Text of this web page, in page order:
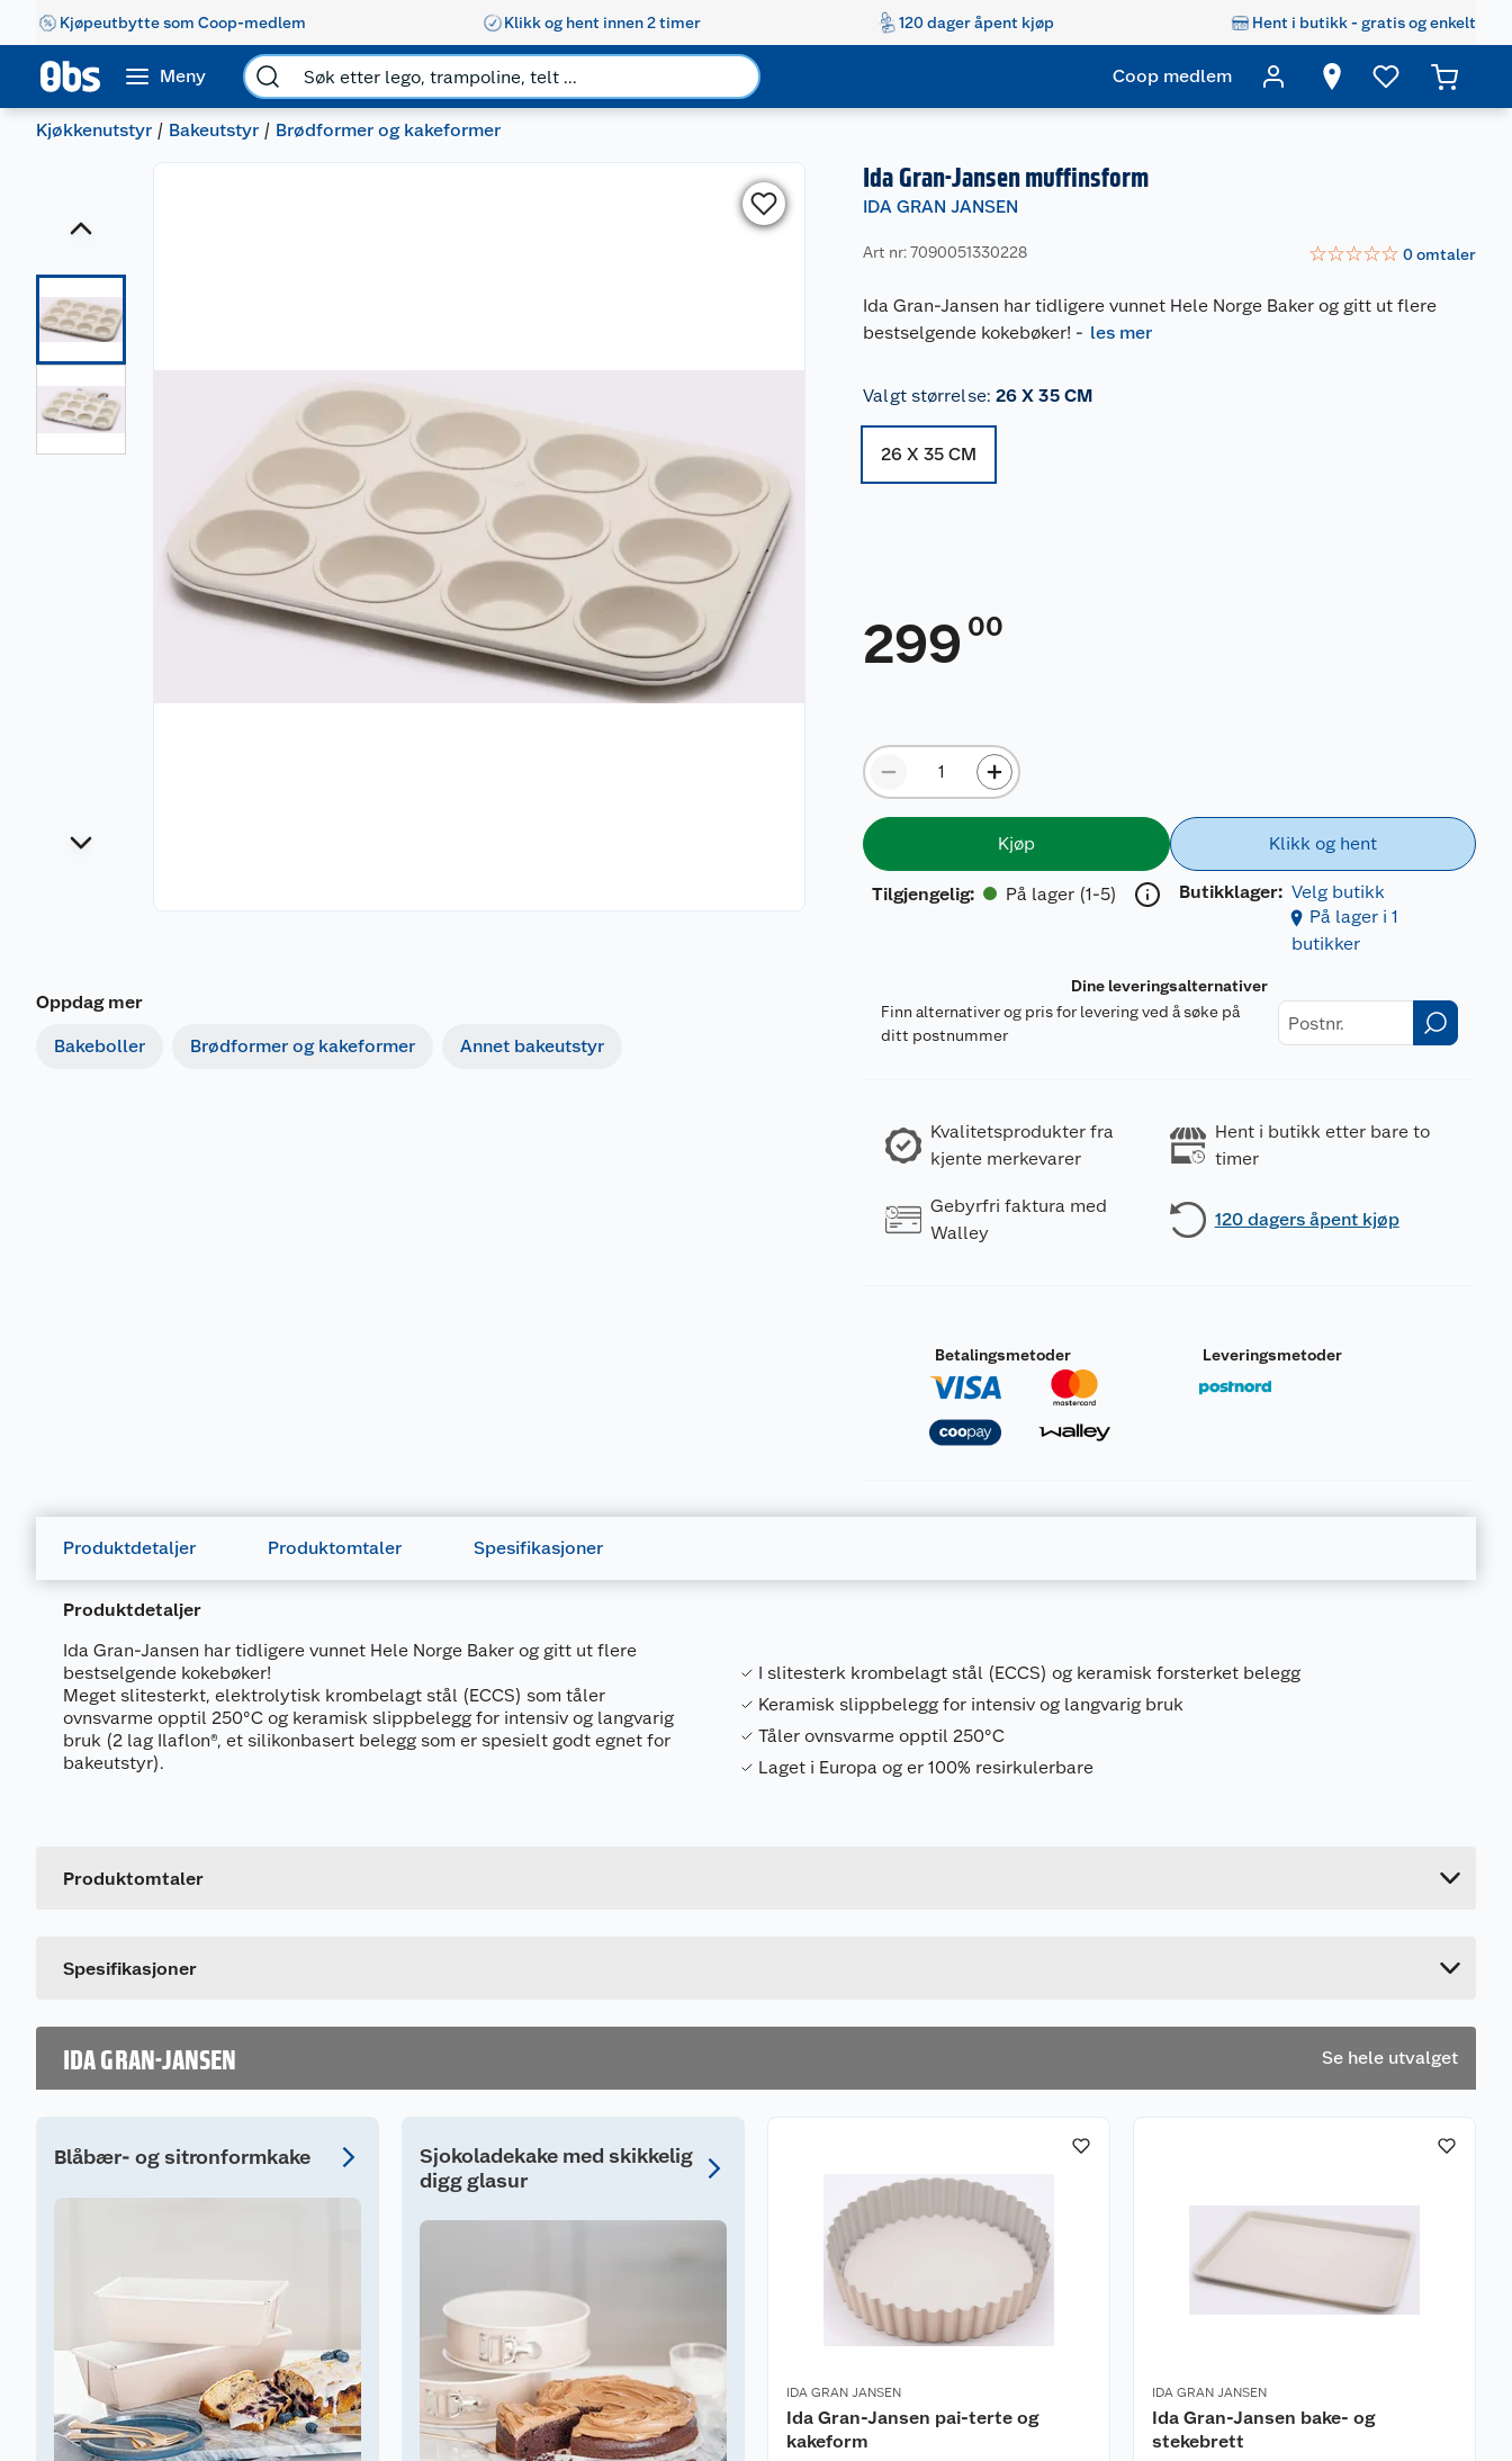
Kjøpeutbytte som Coop-medlem Klikk og hent innen 2 timer 120 dager åpent kjøp Hent i butikk - gratis og enkelt
Meny Coop medlem
Kjøkkenutstyr Bakeutstyr Brødformer og kakeformer
Oppdag mer
Bakeboller Brødformer og kakeformer Annet bakeutstyr
Ida Gran-Jansen muffinsform
IDA GRAN JANSEN
Art nr: 7090051330228 ☆☆☆☆☆ 0omtaler
Ida Gran-Jansen har tidligere vunnet Hele Norge Baker og gitt ut flere
bestselgende kokebøker! - les mer
Valgt størrelse: 26 X 35 CM
26 X 35 CM
299 00
Kjøp
Tilgjengelig: På lager (1-5)
Klikk og hent
Butikklager: Velg butikk
På lager i 1
butikker
Dine leveringsalternativer
Finn alternativer og pris for levering ved å søke på
ditt postnummer
Kvalitetsprodukter fra
kjente merkevarer
Hent i butikk etter bare to
timer
Gebyrfri faktura med
Walley
120 dagers åpent kjøp
Betalingsmetoder Leveringsmetoder
Produktdetaljer Produktomtaler Spesifikasjoner
Produktdetaljer
Ida Gran-Jansen har tidligere vunnet Hele Norge Baker og gitt ut flere
bestselgende kokebøker!
Meget slitesterkt, elektrolytisk krombelagt stål (ECCS) som tåler
ovnsvarme opptil 250°C og keramisk slippbelegg for intensiv og langvarig
bruk (2 lag Ilaflon®, et silikonbasert belegg som er spesielt godt egnet for
bakeutstyr).
I slitesterk krombelagt stål (ECCS) og keramisk forsterket belegg
Keramisk slippbelegg for intensiv og langvarig bruk
Tåler ovnsvarme opptil 250°C
Laget i Europa og er 100% resirkulerbare
Produktomtaler
Spesifikasjoner
Leverandørens artikkelnummer
IDA GRAN-JANSEN Se hele utvalget
Blåbær- og sitronformkake
Sjokoladekake med skikkelig
digg glasur
IDA GRAN JANSEN
Ida Gran-Jansen pai-terte og
kakeform
IDA GRAN JANSEN
Ida Gran-Jansen bake- og
stekebrett